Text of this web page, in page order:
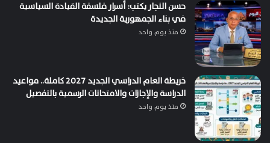
حسن النجار يكتب: أسرار فلسفة القيادة السياسية
في بناء الجمهورية الجديدة
منذ يوم واحد
خريطة العام الدراسي الجديد 2027 كاملة.. مواعيد
الدراسة والإجازات والامتحانات الرسمية بالتفصيل
منذ يوم واحد